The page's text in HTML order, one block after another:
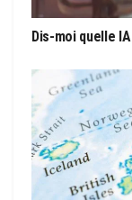
Dis-moi quelle